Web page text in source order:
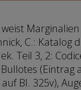
C.:
Teil 3, 2:
Bullotes
Bl. 325v),